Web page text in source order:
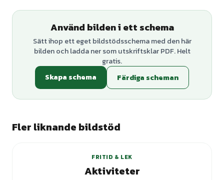
Använd bilden i ett schema
Sätt ihop ett eget bildstödsschema med den här
bilden och ladda ner som utskriftsklar PDF. Helt
gratis.
Skapa schema
Färdiga scheman
Fler liknande bildstöd
FRITID & LEK
Aktiviteter